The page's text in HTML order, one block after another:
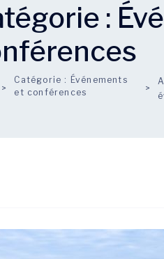
:
Catégorie : Événements
et conférences